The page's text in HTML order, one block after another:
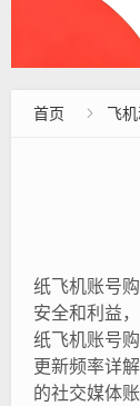
首页  飞
纸飞机账号
安全和利益
纸飞机账号
更新频率详
的社交媒体